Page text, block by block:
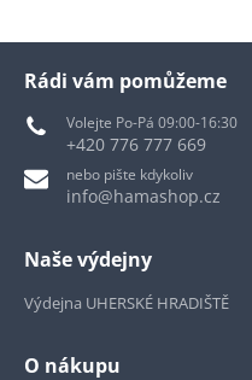
Rádi vám pomůžeme
Volejte Po-Pá 09:00-16:30
+420 776 777 669
nebo pište kdykoliv
info@hamashop.cz
Naše výdejny
Výdejna UHERSKÉ HRADIŠTĚ
O nákupu